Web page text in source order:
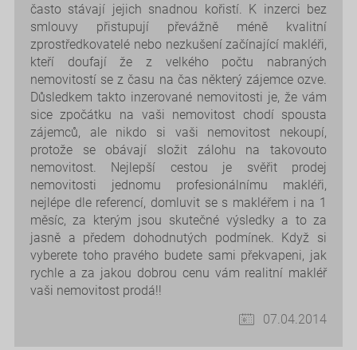
často stávají jejich snadnou kořistí. K inzerci bez
smlouvy přistupují převážně méně kvalitní
zprostředkovatelé nebo nezkušení začínající makléři,
kteří doufají že z velkého počtu nabraných
nemovitostí se z času na čas některý zájemce ozve.
Důsledkem takto inzerované nemovitosti je, že vám
sice zpočátku na vaši nemovitost chodí spousta
zájemců, ale nikdo si vaši nemovitost nekoupí,
protože se obávají složit zálohu na takovouto
nemovitost. Nejlepší cestou je svěřit prodej
nemovitosti jednomu profesionálnímu makléři,
nejlépe dle referencí, domluvit se s makléřem i na 1
měsíc, za kterým jsou skutečné výsledky a to za
jasně a předem dohodnutých podmínek. Když si
vyberete toho pravého budete sami překvapeni, jak
rychle a za jakou dobrou cenu vám realitní makléř
vaši nemovitost prodá!!
07.04.2014